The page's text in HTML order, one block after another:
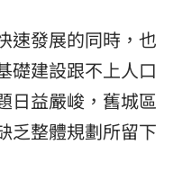
速發展的同時，也
礎建設跟不上人口
日益嚴峻，舊城區
乏整體規劃所留下